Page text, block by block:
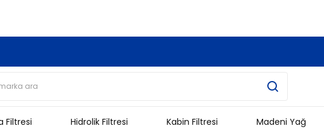
Filtresi Hidrolik Filtresi Kabin Filtresi Madeni Yağ